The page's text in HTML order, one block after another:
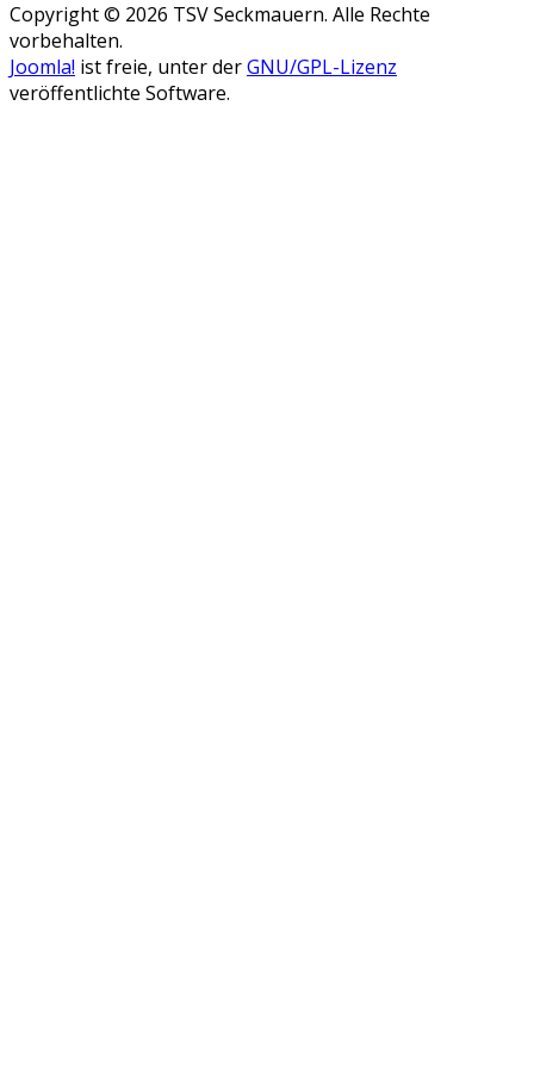
Copyright © 2026 TSV Seckmauern. Alle Rechte
vorbehalten.
Joomla! ist freie, unter derGNU/GPL-Lizenz
veröffentlichte Software.